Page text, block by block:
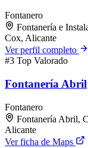
Fontanero
Fontanería e
Cox, Alicante
Ver perfil completo
#3 Top Valorado
Fontanería Abril
Fontanero
Fontanería Abril,
Alicante
Ver ficha de Maps